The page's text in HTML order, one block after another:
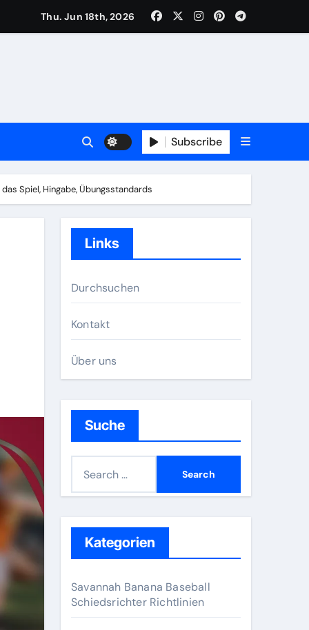
Ausrüstungsstandards
Weiterbildung
Thu. Jun 18th, 2026
Subscribe
Spiel, Hingabe, Übungsstandards
Links
Durchsuchen
Kontakt
Über uns
Suche
h
f
o
r
Kategorien
Savannah Banana Baseball
Schiedsrichter Richtlinien